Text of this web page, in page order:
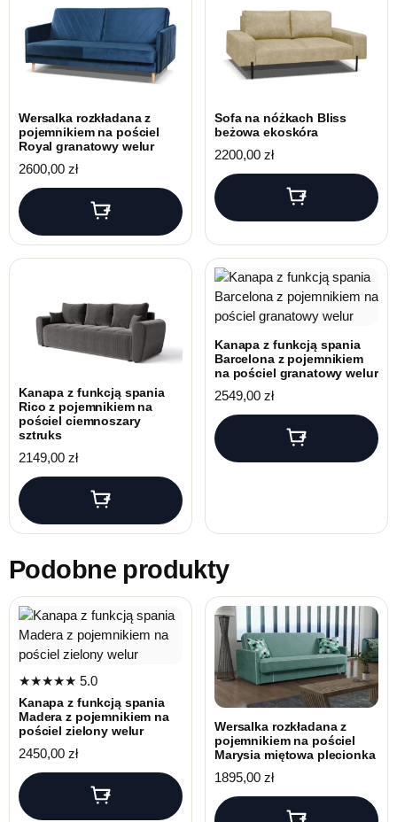
Wersalka rozkładana z
pojemnikiem na pościel
Royal granatowy welur
2600,00 zł
Sofa na nóżkach Bliss
beżowa ekoskóra
2200,00 zł
Kanapa z funkcją spania
Rico z pojemnikiem na
pościel ciemnoszary
sztruks
2149,00 zł
Kanapa z funkcją spania
Barcelona z pojemnikiem
na pościel granatowy welur
2549,00 zł
Podobne produkty
★★★★★ 5.0
Kanapa z funkcją spania
Madera z pojemnikiem na
pościel zielony welur
2450,00 zł
Wersalka rozkładana z
pojemnikiem na pościel
Marysia miętowa plecionka
1895,00 zł